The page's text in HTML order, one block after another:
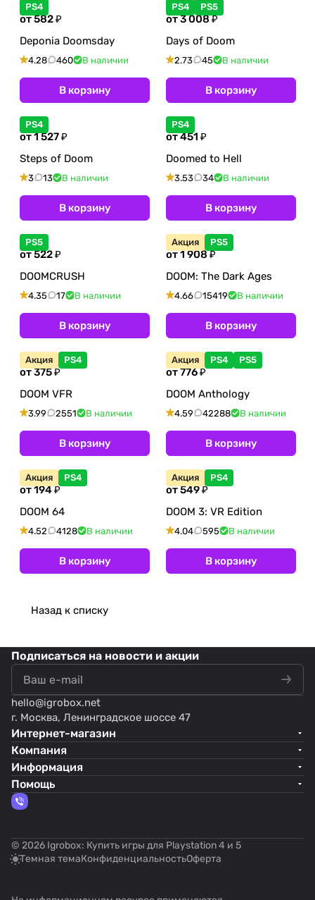
PS4
от 582 ₽
Deponia Doomsday
4.28 460 В наличии
В корзину
PS4 PS5
от 3 008 ₽
Days of Doom
2.73 45 В наличии
В корзину
PS4
от 1 527 ₽
Steps of Doom
3 13 В наличии
В корзину
PS4
от 451 ₽
Doomed to Hell
3.53 34 В наличии
В корзину
PS5
от 522 ₽
DOOMCRUSH
4.35 17 В наличии
В корзину
Акция PS5
от 1 908 ₽
DOOM: The Dark Ages
4.66 15419 В наличии
В корзину
Акция PS4
от 375 ₽
DOOM VFR
3.99 2551 В наличии
В корзину
Акция PS4 PS5
от 776 ₽
DOOM Anthology
4.59 42288 В наличии
В корзину
Акция PS4
от 194 ₽
DOOM 64
4.52 4128 В наличии
В корзину
Акция PS4
от 549 ₽
DOOM 3: VR Edition
4.04 595 В наличии
В корзину
Назад к списку
Подписаться на новости и акции
hello@igrobox.net
г. Москва, Ленинградское шоссе 47
Интернет-магазин
Компания
Информация
Помощь
© 2026 Igrobox: Купить игры для Playstation 4 и 5
Темная темаКонфиденциальностьОферта